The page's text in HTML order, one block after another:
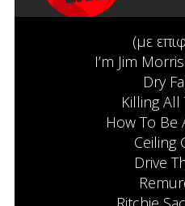
(με
I’m Jim
Dry
Killing All
How To Be
Ceiling
Drive